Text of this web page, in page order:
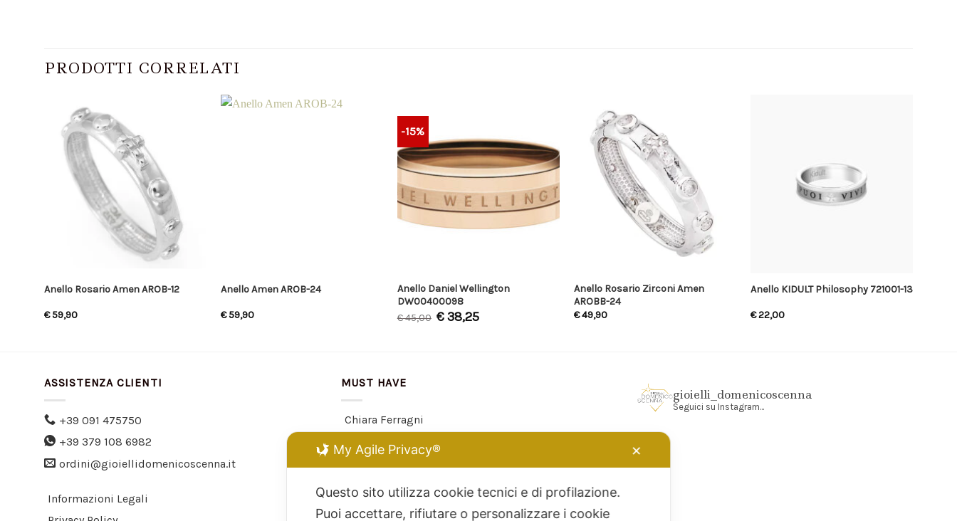
PRODOTTI CORRELATI
Anello Rosario Amen AROB-12
€59,90
Anello Amen AROB-24
€59,90
-15%
Anello Daniel Wellington
DW00400098
€45,00 €38,25
Anello Rosario Zirconi Amen
AROBB-24
€49,90
Anello KIDULT Philosophy 721001-13
€22,00
ASSISTENZA CLIENTI
+39 091 475750
+39 379 108 6982
ordini@gioiellidomenicoscenna.it
Informazioni Legali
MUST HAVE
Chiara Ferragni
Dodo Mariani
gioielli_domenicoscenna
Seguici su Instagram...
My Agile Privacy® ✕
Questo sito utilizza cookie tecnici e di profilazione.
Puoi accettare, rifiutare o personalizzare i cookie